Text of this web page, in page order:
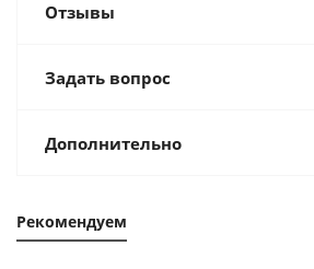
Отзывы
Задать вопрос
Дополнительно
Рекомендуем